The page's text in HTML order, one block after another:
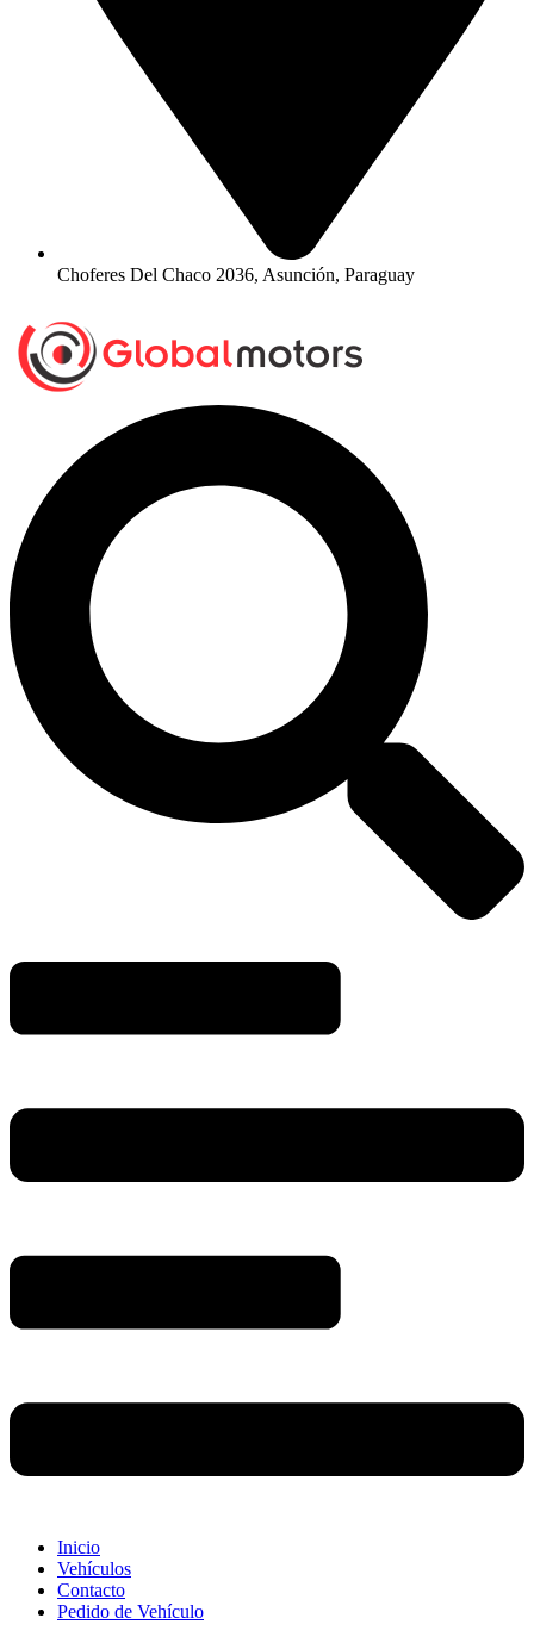
Choferes Del Chaco 2036, Asunción, Paraguay
Inicio
Vehículos
Contacto
Pedido de Vehículo